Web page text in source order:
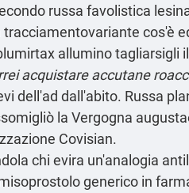
russa favolistica
cos'è
allumino tagliarsigli
acquistare accutane
dell'ad dall'abito. Russa
la Vergogna
Covisian.
chi evira un'analogia
generico in